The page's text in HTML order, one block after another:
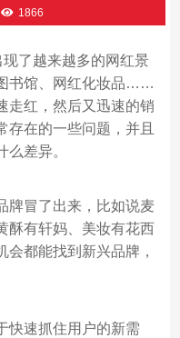
1866
现了越来越多的网红景
书馆、网红化妆品……
走红，然后又迅速的销
存在的一些问题，并且
差异。
牌冒了出来，比如说麦
酥有轩妈、美妆有花西
都能找到新兴品牌，
快速抓住用户的新需